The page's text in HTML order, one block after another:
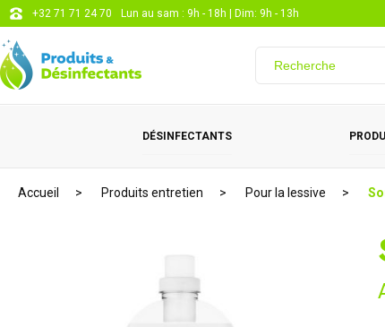
+32 71 71 24 70 Lun au sam : 9h - 18h | Dim: 9h - 13h
DÉSINFECTANTS
Accueil Produits entretien Pour la lessive